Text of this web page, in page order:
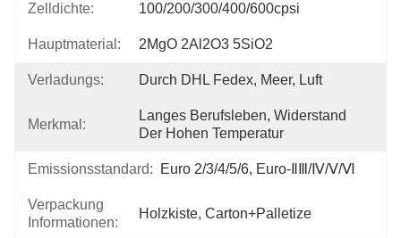
Zelldichte: 100/200/300/400/600cpsi
Hauptmaterial: 2MgO 2Al2O3 5SiO2
Verladungs: Durch DHL Fedex, Meer, Luft
Merkmal:
Langes Berufsleben, Widerstand
Der Hohen Temperatur
Emissionsstandard: Euro 2/3/4/5/6, Euro-ⅡⅢ/Ⅳ/Ⅴ/Ⅵ
Verpackung
Informationen:
Holzkiste, Carton+Palletize